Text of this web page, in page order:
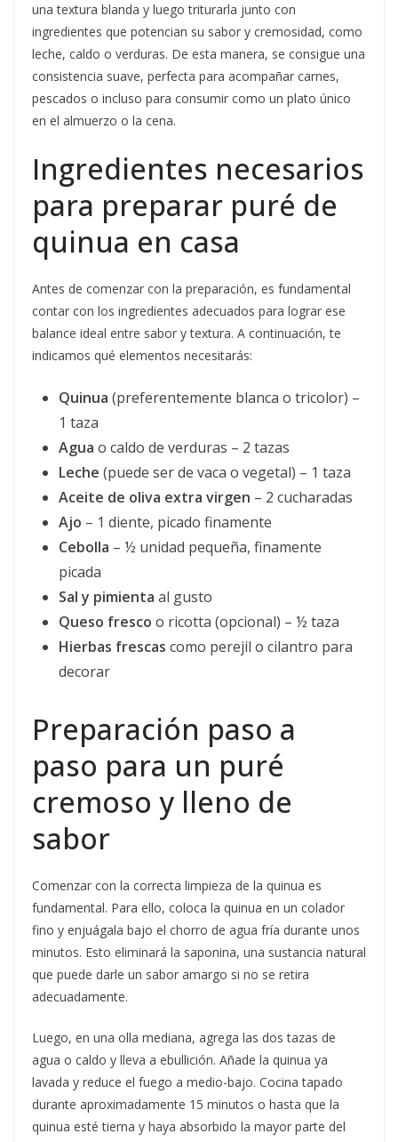
una textura blanda y luego triturarla junto con
ingredientes que potencian su sabor y cremosidad, como
leche, caldo o verduras. De esta manera, se consigue una
consistencia suave, perfecta para acompañar carnes,
pescados o incluso para consumir como un plato único
en el almuerzo o la cena.
Ingredientes necesarios
para preparar puré de
quinua en casa
Antes de comenzar con la preparación, es fundamental
contar con los ingredientes adecuados para lograr ese
balance ideal entre sabor y textura. A continuación, te
indicamos qué elementos necesitarás:
Quinua (preferentemente blanca o tricolor) –
1 taza
Agua o caldo de verduras – 2 tazas
Leche (puede ser de vaca o vegetal) – 1 taza
Aceite de oliva extra virgen – 2 cucharadas
Ajo – 1 diente, picado finamente
Cebolla – ½ unidad pequeña, finamente
picada
Sal y pimienta al gusto
Queso fresco o ricotta (opcional) – ½ taza
Hierbas frescas como perejil o cilantro para
decorar
Preparación paso a
paso para un puré
cremoso y lleno de
sabor
Comenzar con la correcta limpieza de la quinua es
fundamental. Para ello, coloca la quinua en un colador
fino y enjuágala bajo el chorro de agua fría durante unos
minutos. Esto eliminará la saponina, una sustancia natural
que puede darle un sabor amargo si no se retira
adecuadamente.
Luego, en una olla mediana, agrega las dos tazas de
agua o caldo y lleva a ebullición. Añade la quinua ya
lavada y reduce el fuego a medio-bajo. Cocina tapado
durante aproximadamente 15 minutos o hasta que la
quinua esté tierna y haya absorbido la mayor parte del